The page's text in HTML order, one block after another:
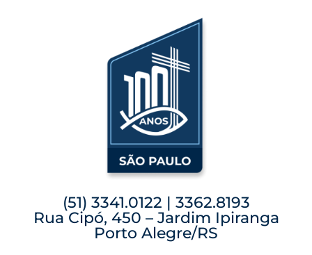
(51) 3341.0122 | 3362.8193
Rua Cipó, 450 – Jardim Ipiranga
Porto Alegre/RS